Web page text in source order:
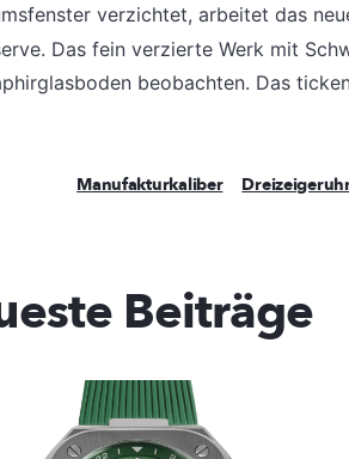
verzichtet, arbeitet das
Das fein verzierte Werk mit
beobachten. Das
Manufakturkaliber
Beiträge